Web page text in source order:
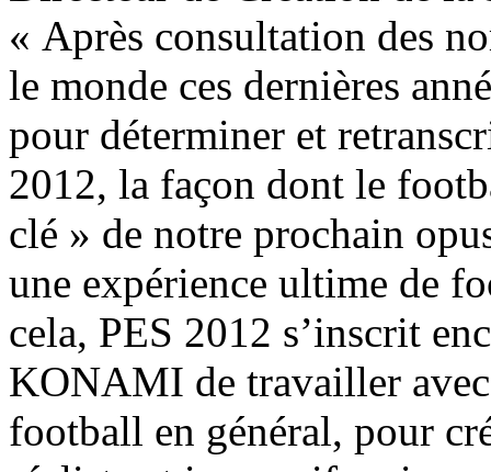
« Après consultation des
le monde ces dernières
pour déterminer et
2012, la façon dont le
clé » de notre prochain
une expérience ultime de
cela, PES 2012 s’inscrit
KONAMI de travailler
football en général, pour